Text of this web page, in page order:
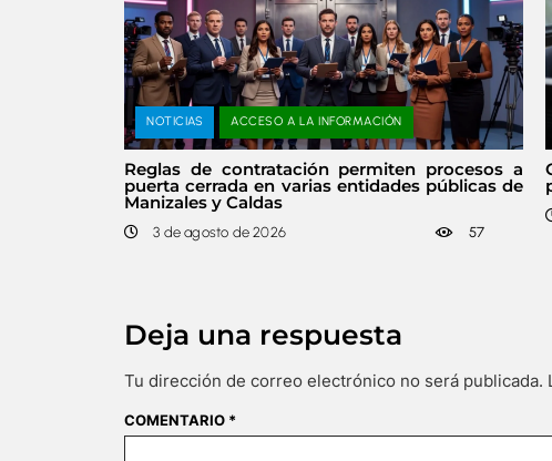
NOTICIAS ACCESO A LA INFORMACIÓN
Reglas de contratación permiten procesos a
puerta cerrada en varias entidades públicas de
Manizales y Caldas
3 de agosto de 2026 57
Deja una respuesta
Tu dirección de correo electrónico no será publicada.
COMENTARIO *